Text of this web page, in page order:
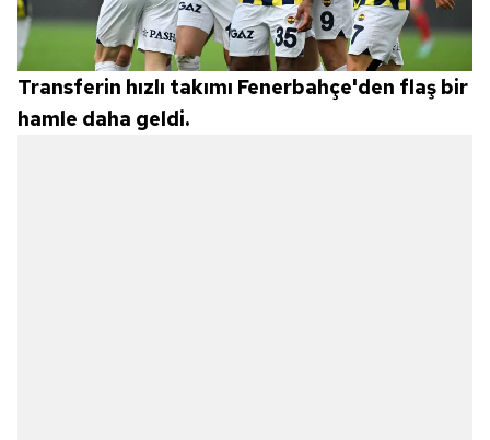
Transferin hızlı takımı Fenerbahçe'den flaş bir
hamle daha geldi.